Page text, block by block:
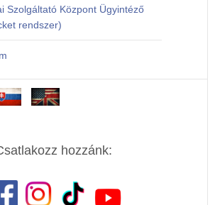
Szolgáltató Központ Ügyintéző
rendszer)
hozzánk: